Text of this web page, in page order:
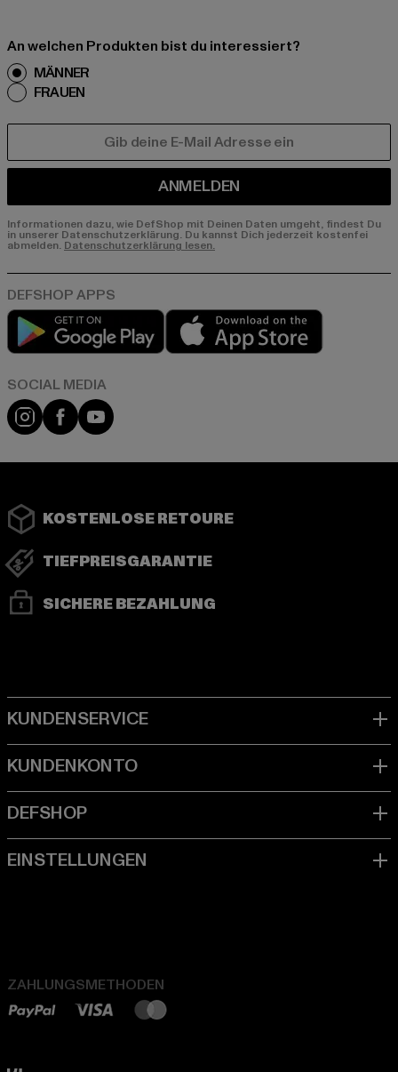
An welchen Produkten bist du interessiert?
MÄNNER
FRAUEN
ANMELDEN
Informationen dazu, wie DefShop mit Deinen Daten umgeht, findest Du
in unserer Datenschutzerklärung. Du kannst Dich jederzeit kostenfei
abmelden. Datenschutzerklärung lesen.
Play market
Instagram
FacebookYouTube
KOSTENLOSE RETOURE
TIEFPREISGARANTIE
SICHERE BEZAHLUNG
ZAHLUNGSMETHODEN